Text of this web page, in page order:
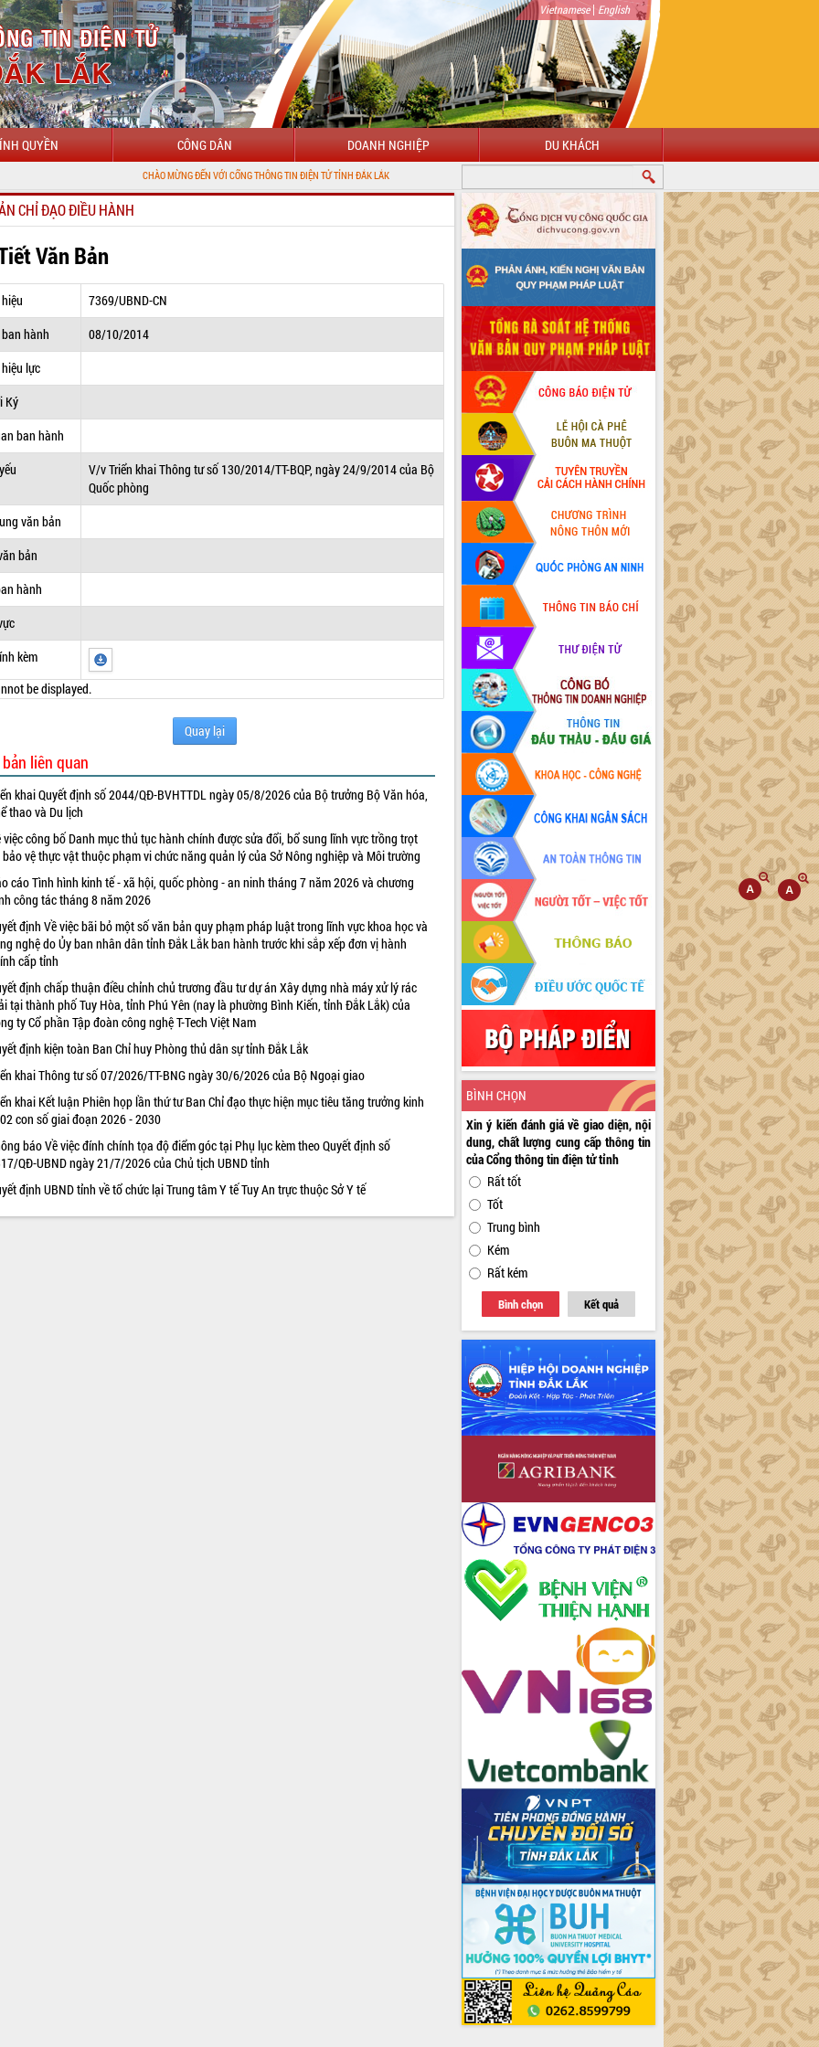
Vietnamese| English
QUYỀN CÔNG DÂN DOANH NGHIỆP DU KHÁCH
CHÀO MỪNG ĐẾN VỚI CỔNG THÔNG TIN ĐIỆN TỬ TỈNH ĐẮK LẮK
CHỈ ĐẠO ĐIỀU HÀNH
Văn Bản
7369/UBND-CN
hành
08/10/2014
lực
Ký
ban hành
V/v Triển khai Thông tư số 130/2014/TT-BQP, ngày 24/9/2014 của Bộ
Quốc phòng
văn bản
bản
hành
kèm
be displayed.
Quay lại
liên quan
khai Quyết định số 2044/QĐ-BVHTTDL ngày 05/8/2026 của Bộ trưởng Bộ Văn hóa,
thao và Du lịch
việc công bố Danh mục thủ tục hành chính được sửa đổi, bổ sung lĩnh vực trồng trọt
bảo vệ thực vật thuộc phạm vi chức năng quản lý của Sở Nông nghiệp và Môi trường
cáo Tình hình kinh tế - xã hội, quốc phòng - an ninh tháng 7 năm 2026 và chương
công tác tháng 8 năm 2026
định Về việc bãi bỏ một số văn bản quy phạm pháp luật trong lĩnh vực khoa học và
nghệ do Ủy ban nhân dân tỉnh Đắk Lắk ban hành trước khi sắp xếp đơn vị hành
cấp tỉnh
định chấp thuận điều chỉnh chủ trương đầu tư dự án Xây dựng nhà máy xử lý rác
tại thành phố Tuy Hòa, tỉnh Phú Yên (nay là phường Bình Kiến, tỉnh Đắk Lắk) của
ty Cổ phần Tập đoàn công nghệ T-Tech Việt Nam
định kiện toàn Ban Chỉ huy Phòng thủ dân sự tỉnh Đắk Lắk
khai Thông tư số 07/2026/TT-BNG ngày 30/6/2026 của Bộ Ngoại giao
khai Kết luận Phiên họp lần thứ tư Ban Chỉ đạo thực hiện mục tiêu tăng trưởng kinh
con số giai đoạn 2026 - 2030
báo Về việc đính chính tọa độ điểm góc tại Phụ lục kèm theo Quyết định số
QĐ-UBND ngày 21/7/2026 của Chủ tịch UBND tỉnh
định UBND tỉnh về tổ chức lại Trung tâm Y tế Tuy An trực thuộc Sở Y tế
BÌNH CHỌN
Xin ý kiến đánh giá về giao diện, nội
dung, chất lượng cung cấp thông tin
của Cổng thông tin điện tử tỉnh
Rất tốt
Tốt
Trung bình
Kém
Rất kém
Bình chọn Kết quả